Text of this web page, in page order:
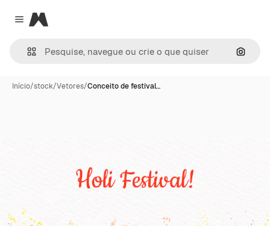
Close menu
Magnific
Início/stock/Vetores/Conceito de festival…